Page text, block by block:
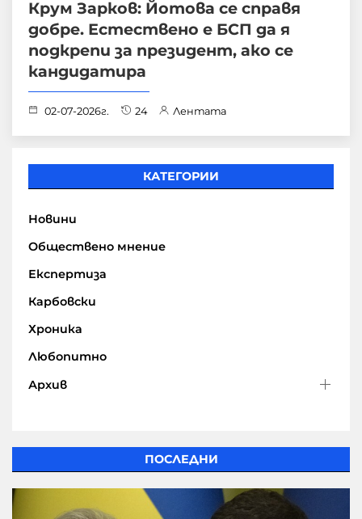
Крум Зарков: Йотова се справя
добре. Естествено е БСП да я
подкрепи за президент, ако се
кандидатира
02-07-2026г. 24 Лентата
КАТЕГОРИИ
Новини
Обществено мнение
Експертиза
Карбовски
Хроника
Любопитно
Архив
ПОСЛЕДНИ